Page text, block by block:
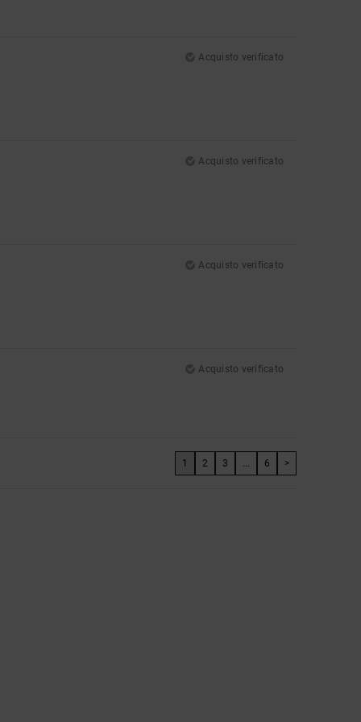
Acquisto verificato
Acquisto verificato
Acquisto verificato
Acquisto verificato
1 2 3 ... 6 >